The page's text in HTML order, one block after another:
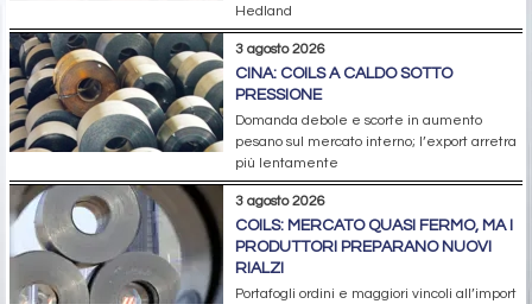
Hedland
3 agosto 2026
CINA: COILS A CALDO SOTTO
PRESSIONE
Domanda debole e scorte in aumento
pesano sul mercato interno; l’export arretra
più lentamente
3 agosto 2026
COILS: MERCATO QUASI FERMO, MA I
PRODUTTORI PREPARANO NUOVI
RIALZI
Portafogli ordini e maggiori vincoli all’import